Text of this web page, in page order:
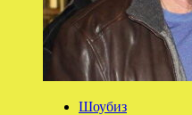
Шоубиз